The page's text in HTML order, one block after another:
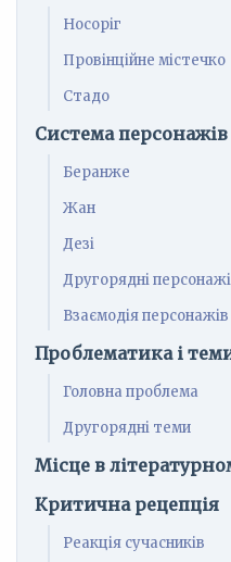
Носоріг
Провінційне містечко
Стадо
Система персонажів
Беранже
Жан
Дезі
Другорядні персонажі
Взаємодія персонажів
Проблематика і
Головна проблема
Другорядні теми
Місце в
Критична рецепція
Реакція сучасників